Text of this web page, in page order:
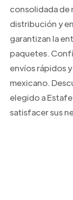
consolidada de
distribución y
garantizan la
paquetes.
envíos rápidos
mexicano.
elegido a
satisfacer sus